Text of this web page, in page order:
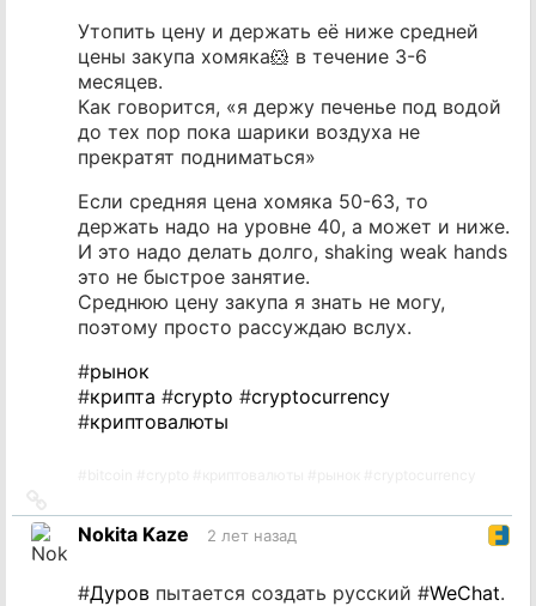
Утопить цену и держать её ниже средней
цены закупа хомяка🐹 в течение 3-6
месяцев.
Как говорится, «я держу печенье под водой
до тех пор пока шарики воздуха не
прекратят подниматься»
Если средняя цена хомяка 50-63, то
держать надо на уровне 40, а может и ниже.
И это надо делать долго, shaking weak hands
это не быстрое занятие.
Среднюю цену закупа я знать не могу,
поэтому просто рассуждаю вслух.
#рынок
#крипта #crypto #cryptocurrency
#криптовалюты
на
источник
Nokita Kaze 2 лет назад
#Дуров пытается создать русский #WeChat.